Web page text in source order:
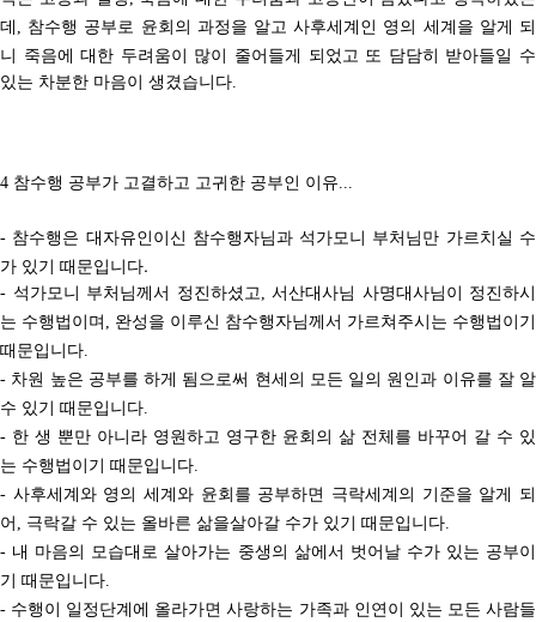
데 참수행 공부로 윤회의 과정을 알고 사후세계인 영의 세계을 알게 되
니 죽음에 대한 두려움이 많이 줄어들게 되었고 또 담담히 받아들일 수
있는 차분한 마음이 생겼습니다
4 참수행 공부가 고결하고 고귀한 공부인 이유
- 참수행은 대자유인이신 참수행자님과 석가모니 부처님만 가르치실 수
가 있기 때문입니다.
- 석가모니 부처님께서 정진하셨고 서산대사님 사명대사님이 정진하시
는 수행법이며 완성을 이루신 참수행자님께서 가르쳐주시는 수행법이기
때문입니다
- 차원 높은 공부를 하게 됨으로써 현세의 모든 일의 원인과 이유를 잘 알
수 있기 때문입니다
- 한 생 뿐만 아니라 영원하고 영구한 윤회의 삶 전체를 바꾸어 갈 수 있
는 수행법이기 때문입니다
- 사후세계와 영의 세계와 윤회를 공부하면 극락세계의 기준을 알게 되
어 극락갈 수 있는 올바른 삶을살아갈 수가 있기 때문입니다
- 내 마음의 모습대로 살아가는 중생의 삶에서 벗어날 수가 있는 공부이
기 때문입니다
- 수행이 일정단계에 올라가면 사랑하는 가족과 인연이 있는 모든 사람들